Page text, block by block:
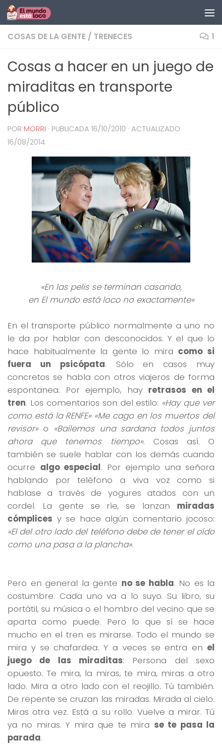
Saltar al contenido
COSAS DE LA GENTE / TRENECES 1
Cosas a hacer en un juego de
miraditas en transporte
público
POR MORRI · PUBLICADA 16/10/2010 · ACTUALIZADO
16/08/2014
«En las pelis se terminan casando,
en El mundo está loco no exactamente»
En el transporte público normalmente a uno no
le da por hablar con desconocidos. Y el que lo
hace habitualmente la gente lo mira como si
fuera un psicópata. Sólo en casos muy
concretos se habla con otros viajeros de forma
espontanea. Por ejemplo, hay retrasos en el
tren. Los comentarios son del estilo: «Hay que ver
como está la RENFE» «Me cago en los muertos del
revisor»o «Bailemos una sardana todos juntos
ahora que tenemos tiempo». Cosas así. O
también se suele hablar con los demás cuando
ocurre algo especial. Por ejemplo una señora
hablando por teléfono a viva voz como si
hablase a través de yogures atados con un
cordel. La gente se ríe, se lanzan miradas
cómplices y se hace algún comentario jocoso:
«El del otro lado del teléfono debe de tener el oído
como una pasa a la plancha».
Pero en general la gente no se habla. No es la
costumbre. Cada uno va a lo suyo. Su libro, su
portátil, su música o el hombro del vecino que se
aparta como puede. Pero lo que sí se hace
mucho en el tren es mirarse. Todo el mundo se
mira y se chafardea. Y a veces se entra en el
juego de las miraditas: Persona del sexo
opuesto. Te mira, la miras, te mira, miras a otro
lado. Mira a otro lado con el reojillo. Tú también.
De repente se cruzan las miradas. Mirada al cielo.
Miras otra vez. Está a su rollo. Vuelve a mirar. Tú
ya no miras. Y mira que te mira se te pasa la
parada.